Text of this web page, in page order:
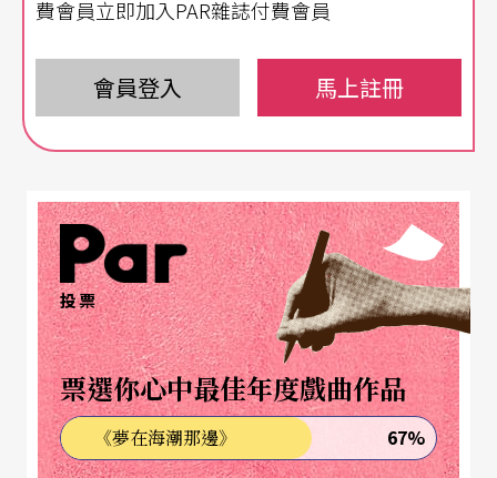
百年的工夫，俄國音樂家儼然已成爲本世紀樂壇實
力派的主流之一。其轉捩點在於一八六〇年代，由
安東與尼可萊．魯賓斯坦兄弟陸續在聖彼得堡和莫
斯科創立的兩所音樂學府，作育了普羅高菲夫及史
和無數的演奏家。然自一九一七年共黨革命之後，
音樂菁英大舉外流，蘇聯高等樂敎漸有集中於莫斯
科音樂院之勢。當時該院鋼琴系以李斯特的兩位俄
籍再傳弟子伊更諾夫（Konstantin Igumnov, 1873
－1948）與戈登懷瑟（Alexander Gol-denweiser, 1
876－1961）爲主，到了一九二二年又加入留學德
奧，兼具安東．魯賓斯坦傳承的諾伊豪斯（Heinric
費會員立即加入PAR雜誌付費會員
會員登入 馬上註冊
投票
票選你心中最佳年度戲曲作品
《夢在海潮那邊》 67%